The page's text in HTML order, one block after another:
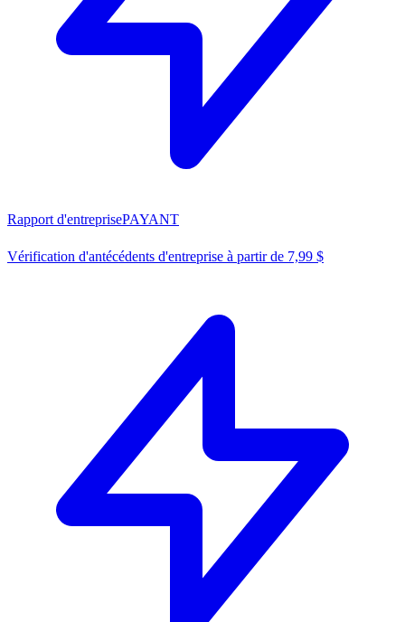
Rapport d'entreprisePAYANT
Vérification d'antécédents d'entreprise à partir de 7,99 $